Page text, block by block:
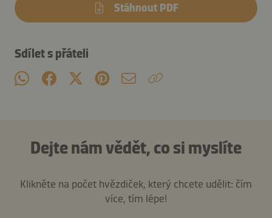
Stáhnout PDF
Sdílet s přáteli
Dejte nám vědět, co si myslíte
Klikněte na počet hvězdiček, který chcete udělit: čím
více, tím lépe!